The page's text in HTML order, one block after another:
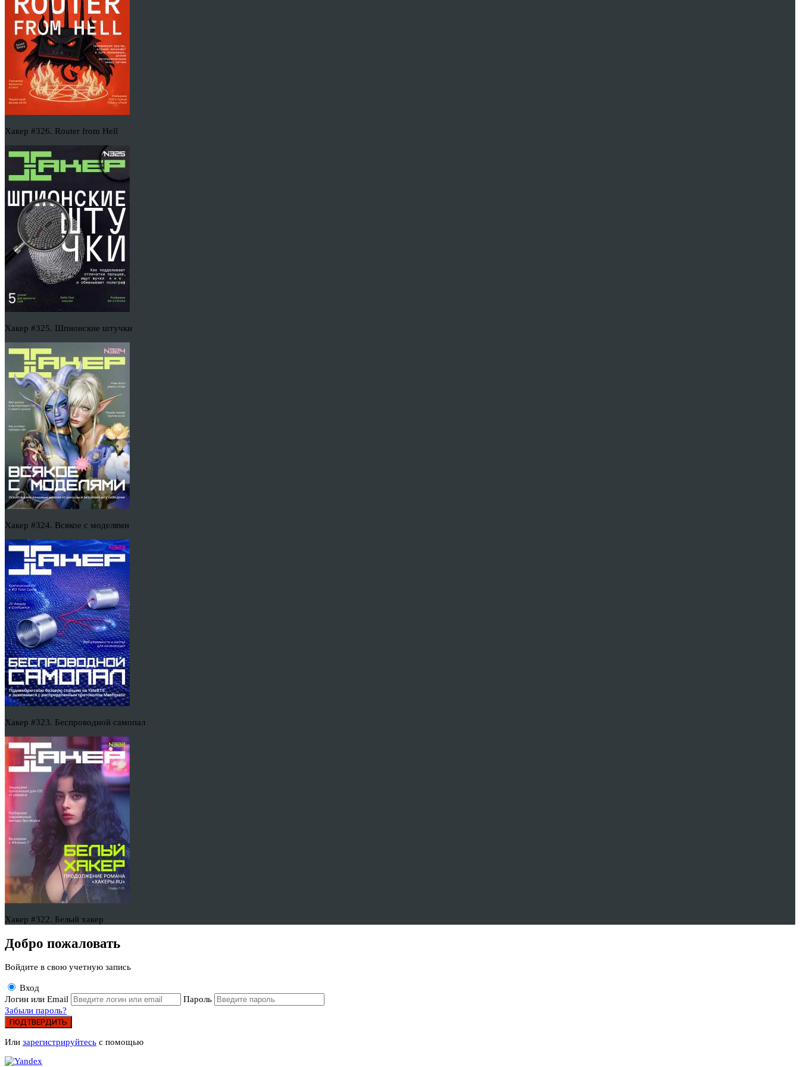
Хакер #326. Router from Hell
Хакер #325. Шпионские штучки
Хакер #324. Всякое с моделями
Хакер #323. Беспроводной самопал
Хакер #322. Белый хакер
Добро пожаловать
Войдите в свою учетную запись
Вход
Логин или Email
Пароль
Забыли пароль?
ПОДТВЕРДИТЬ
Или зарегистрируйтесь с помощью